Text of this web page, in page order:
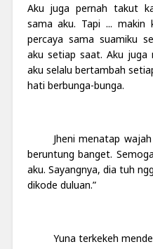
Aku juga pernah takut
sama aku. Tapi ... makin
percaya sama suamiku
aku setiap saat. Aku juga
aku selalu bertambah
hati berbunga-bunga.
Jheni menatap
beruntung banget.
aku. Sayangnya, dia tuh
dikode duluan.”
Yuna terkekeh